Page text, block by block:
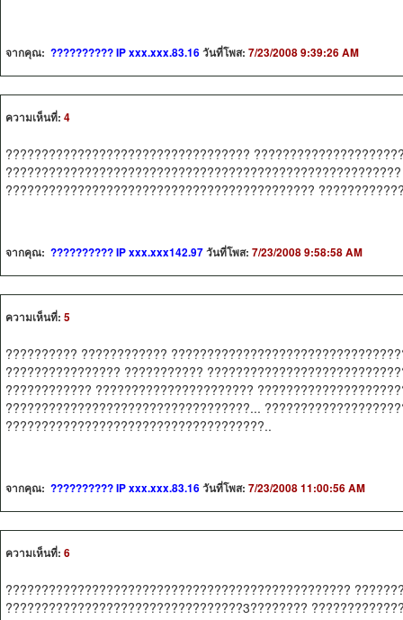
จากคุณ: ?????????? IP xxx.xxx.83.16วันที่โพส: 7/23/2008 9:39:26 AM
ความเห็นที่: 4
??????????????????????????????????
???????????????????????????????????????????
จากคุณ: ?????????? IP xxx.xxx142.97วันที่โพส: 7/23/2008 9:58:58 AM
ความเห็นที่: 5
?????????? ????????????
???????????????? ???????????
???????????? ??????????????????????
??????????????????????????????????...
????????????????????????????????????..
จากคุณ: ?????????? IP xxx.xxx.83.16วันที่โพส: 7/23/2008 11:00:56 AM
ความเห็นที่: 6
????????????????????????????????????????????????
?????????????????????????????????3????????